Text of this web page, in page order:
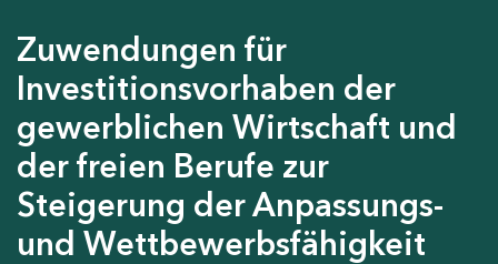
Zuwendungen für
Investitionsvorhaben der
gewerblichen Wirtschaft und
der freien Berufe zur
Steigerung der Anpassungs-
und Wettbewerbsfähigkeit